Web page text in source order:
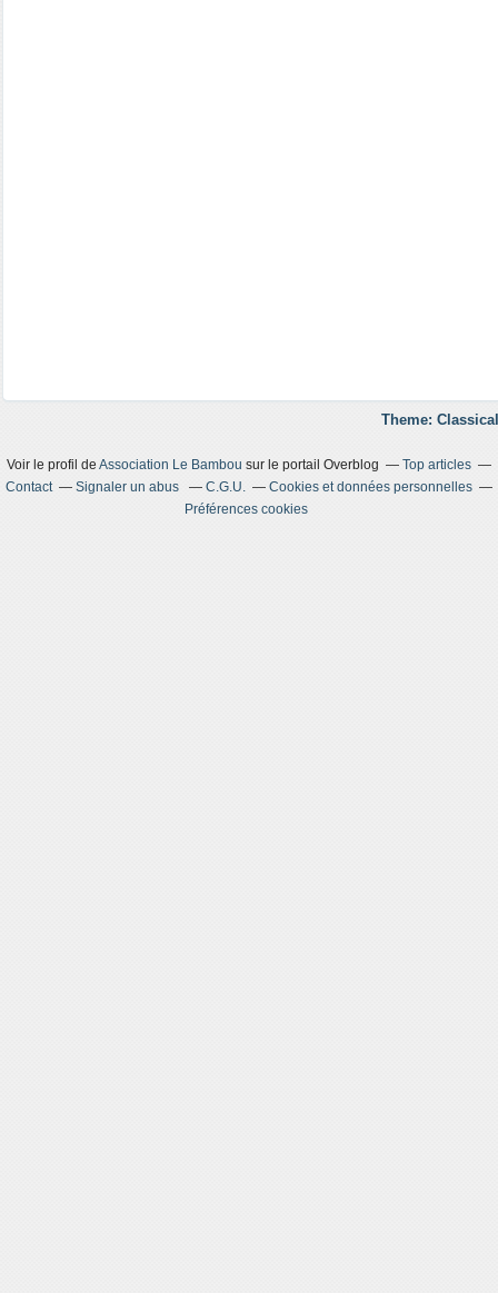
Theme:
Voir le profil de Association Le Bambou sur le portail Overblog
Top articles
Contact
Signaler un abus C.G.U.
Cookies et données personnelles
Préférences cookies